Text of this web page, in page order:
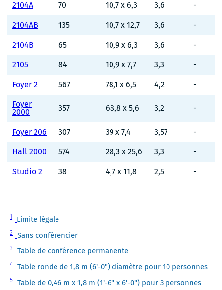
2104A 70 10,7 x 6,3 3,6 -
2104AB 135 10,7 x 12,7 3,6 -
2104B 65 10,9 x 6,3 3,6 -
2105 84 10,9 x 7,7 3,3 -
Foyer 2 567 78,1 x 6,5 4,2 -
Foyer
2000
357 68,8 x 5,6 3,2 -
Foyer 206 307 39 x 7,4 3,57 -
Hall 2000 574 28,3 x 25,6 3,3 -
Studio 2 38 4,7 x 11,8 2,5 -
Note
1
Limite légale
Note
2
Sans conférencier
Note
3
Table de conférence permanente
Note
4
Table ronde de 1,8 m (6'-0") diamètre pour 10 personnes
Note
5 Table de 0,46 m x 1,8 m (1'-6" x 6'-0") pour 3 personnes